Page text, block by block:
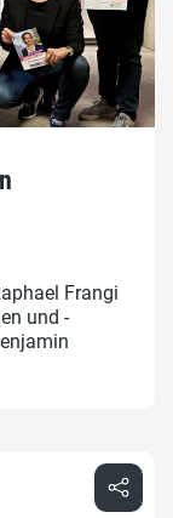
Frangi
und -